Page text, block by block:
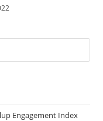
Engagement Index